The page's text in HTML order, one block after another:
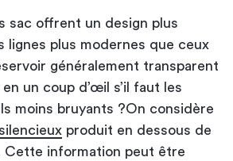
sac offrent un design plus
lignes plus modernes que ceux
généralement transparent
un coup d’œil s’il faut les
moins bruyants ?On considère
produit en dessous de
Cette information peut être